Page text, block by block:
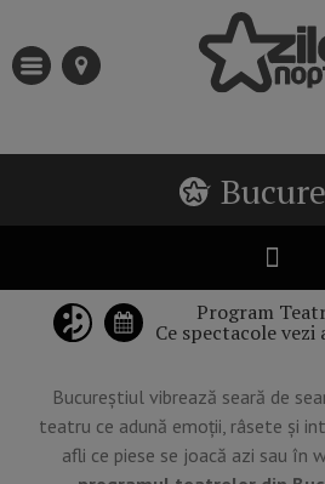
Program
Ce spectacole vezi
Bucureștiul vibrează seară de
teatru ce adună emoții, râsete și
afli ce piese se joacă azi sau în